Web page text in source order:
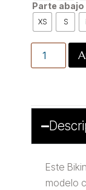
Parte abajo
XS S
Este
modelo